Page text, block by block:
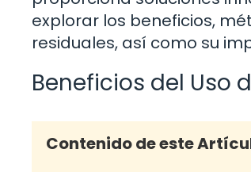
explorar los beneficios,
residuales, así como su
Beneficios del Uso
Contenido de este